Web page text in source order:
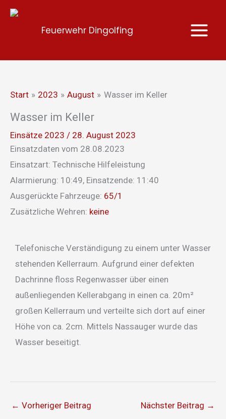
Zum
Feuerwehr Dingolfing
Start 2023 August Wasser im Keller
Wasser im Keller
Einsätze 2023 / 28. August 2023
Einsatzdaten vom 28.08.2023
Einsatzart: Technische Hilfeleistung
Alarmierung: 10:49, Einsatzende: 11:40
Ausgerückte Fahrzeuge: 65/1
Zusätzliche Wehren: keine
Telefonische Verständigung zu einem unter Wasser
stehenden Kellerraum. Aufgrund einer defekten
Dachrinne floss Regenwasser über einen
außenliegenden Kellerabgang in einen ca. 20m²
großen Kellerraum und verteilte sich dort auf einer
Höhe von ca. 2cm. Mittels Nassauger wurde das
Wasser beseitigt.
← Vorheriger Beitrag Nächster Beitrag →